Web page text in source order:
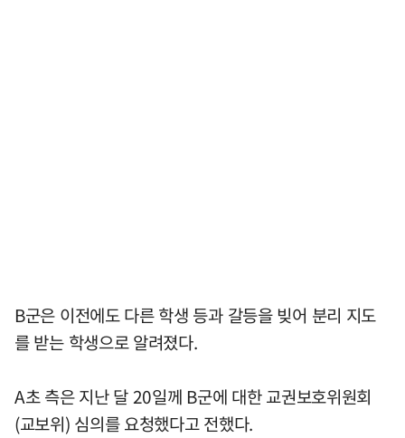
B군은 이전에도 다른 학생 등과 갈등을 빚어 분리 지도
를 받는 학생으로 알려졌다.
A초 측은 지난 달 20일께 B군에 대한 교권보호위원회
(교보위) 심의를 요청했다고 전했다.